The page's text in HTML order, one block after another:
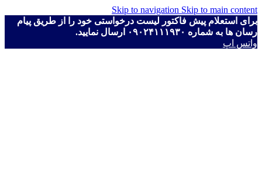
Skip to navigation Skip to main content
برای استعلام پیش فاکتور لیست درخواستی خود را از طریق پیام
رسان ها به شماره ۰۹۰۲۴۱۱۱۹۳۰ ارسال نمایید.
واتس اپ